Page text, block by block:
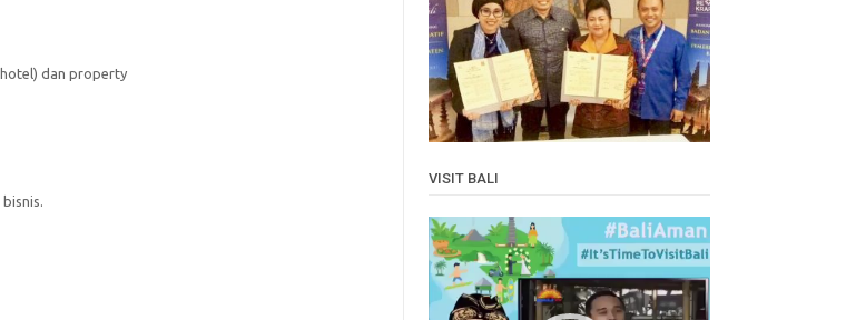
dan property
VISIT BALI
Video
Player